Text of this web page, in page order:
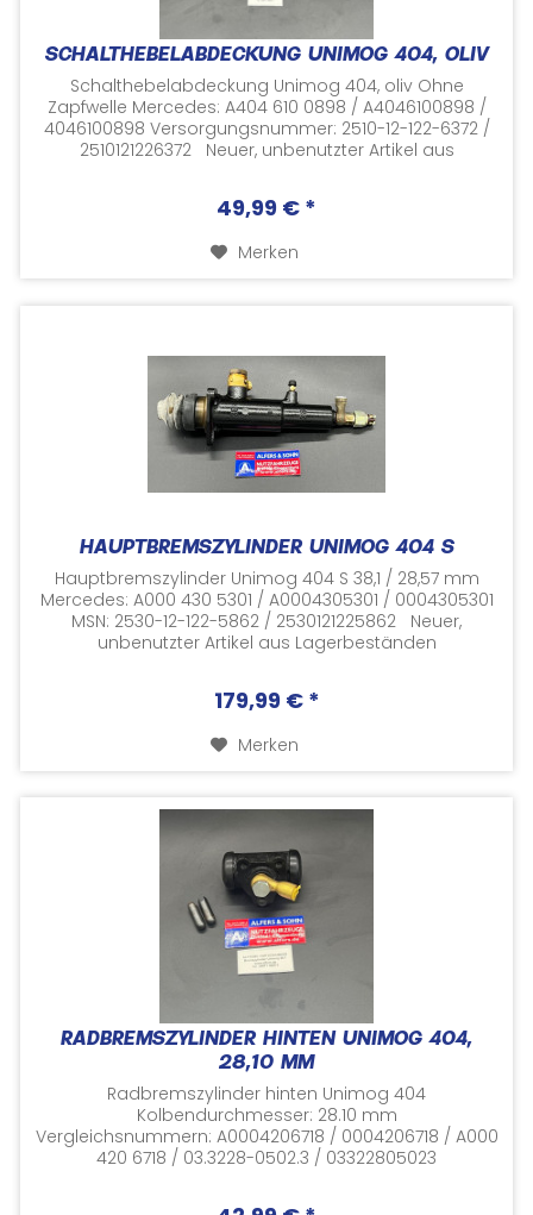
SCHALTHEBELABDECKUNG UNIMOG 404, OLIV
Schalthebelabdeckung Unimog 404, oliv Ohne
Zapfwelle Mercedes: A404 610 0898 / A4046100898 /
4046100898 Versorgungsnummer: 2510-12-122-6372 /
2510121226372 Neuer, unbenutzter Artikel aus
49,99 € *
Merken
HAUPTBREMSZYLINDER UNIMOG 404 S
Hauptbremszylinder Unimog 404 S 38,1 / 28,57 mm
Mercedes: A000 430 5301 / A0004305301 / 0004305301
MSN: 2530-12-122-5862 / 2530121225862 Neuer,
unbenutzter Artikel aus Lagerbeständen
179,99 € *
Merken
RADBREMSZYLINDER HINTEN UNIMOG 404,
28,10 MM
Radbremszylinder hinten Unimog 404
Kolbendurchmesser: 28.10 mm
Vergleichsnummern: A0004206718 / 0004206718 / A000
420 6718 / 03.3228-0502.3 / 03322805023